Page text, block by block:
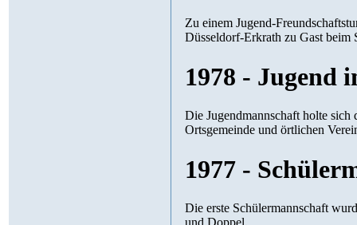
Zu einem Jugend-Freundschaftsturnier waren die Mannschaften DJK Rot-Weiß
Düsseldorf-Erkrath zu Gast beim
1978 - Jugend
Die Jugendmannschaft holte sich den
1977 -
Die erste Schülermannschaft